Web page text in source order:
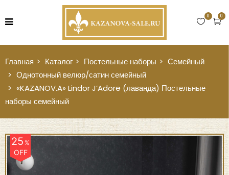
0
0
Главная Каталог Постельные наборы
Семейный
Однотонный велюр/сатин семейный
«KAZANOV.A» Lindor J’Adore (лаванда) Постельные
наборы семейный
25%
OFF